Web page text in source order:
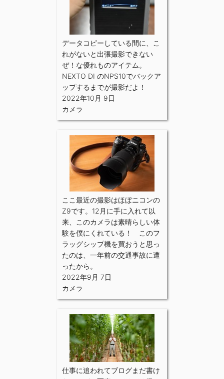
データコピーしている間に、こ
れがないと出張撮影できない
ぜ！な優れものアイテム。
NEXTO DI のNPS10でバックア
ップするまでが撮影だよ！
2022年10月 9日
カメラ
ここ最近の撮影はほぼニコンの
Z9です。12月に手に入れて以
来、このカメラは素晴らしい体
験を僕にくれている！ このフ
ラッグシップ機を買おうと思っ
たのは、一年前の交通事故に遭
ったから。
2022年9月 7日
カメラ
仕事に追われてブログまだ書け